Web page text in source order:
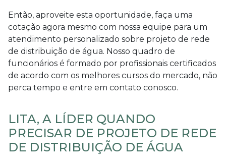
Então, aproveite esta oportunidade, faça uma
cotação agora mesmo com nossa equipe para um
atendimento personalizado sobre projeto de rede
de distribuição de água. Nosso quadro de
funcionários é formado por profissionais certificados
de acordo com os melhores cursos do mercado, não
perca tempo e entre em contato conosco.
LITA, A LÍDER QUANDO
PRECISAR DE PROJETO DE REDE
DE DISTRIBUIÇÃO DE ÁGUA